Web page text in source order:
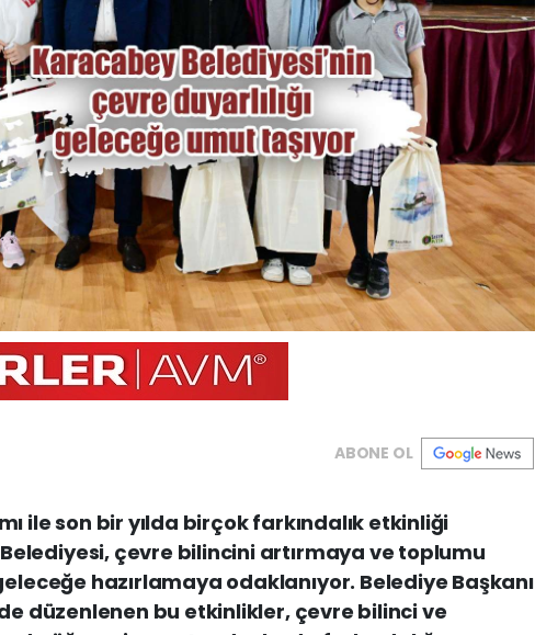
ABONE OL
ile son bir yılda birçok farkındalık etkinliği
çevre bilincini artırmaya ve toplumu
hazırlamaya odaklanıyor. Belediye Başkanı
düzenlenen bu etkinlikler, çevre bilinci ve